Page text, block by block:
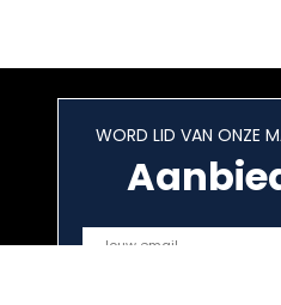
WORD LID VAN ONZE